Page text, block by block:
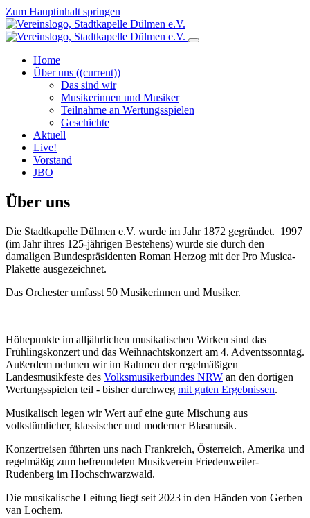
Zum Hauptinhalt springen
Home
Über uns ((current))
Das sind wir
Musikerinnen und Musiker
Teilnahme an Wertungsspielen
Geschichte
Aktuell
Live!
Vorstand
JBO
Über uns
Die Stadtkapelle Dülmen e.V. wurde im Jahr 1872 gegründet. 1997
(im Jahr ihres 125-jährigen Bestehens) wurde sie durch den
damaligen Bundespräsidenten Roman Herzog mit der Pro Musica-
Plakette ausgezeichnet.
Das Orchester umfasst 50 Musikerinnen und Musiker.
Höhepunkte im alljährlichen musikalischen Wirken sind das
Frühlingskonzert und das Weihnachtskonzert am 4. Adventssonntag.
Außerdem nehmen wir im Rahmen der regelmäßigen
Landesmusikfeste des Volksmusikerbundes NRW an den dortigen
Wertungsspielen teil - bisher durchweg mit guten Ergebnissen.
Musikalisch legen wir Wert auf eine gute Mischung aus
volkstümlicher, klassischer und moderner Blasmusik.
Konzertreisen führten uns nach Frankreich, Österreich, Amerika und
regelmäßig zum befreundeten Musikverein Friedenweiler-
Rudenberg im Hochschwarzwald.
Die musikalische Leitung liegt seit 2023 in den Händen von Gerben
van Lochem.